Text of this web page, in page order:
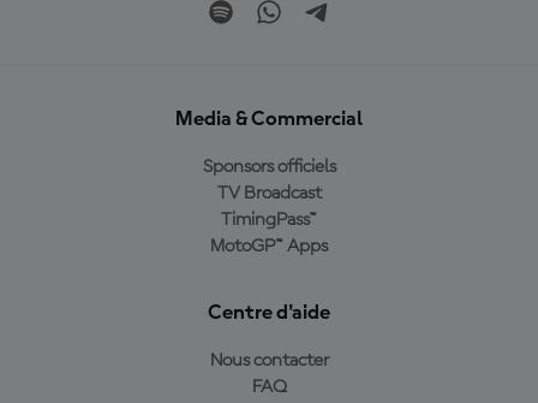
Media & Commercial
Sponsors officiels
TV Broadcast
TimingPass™
MotoGP™ Apps
Centre d'aide
Nous contacter
FAQ